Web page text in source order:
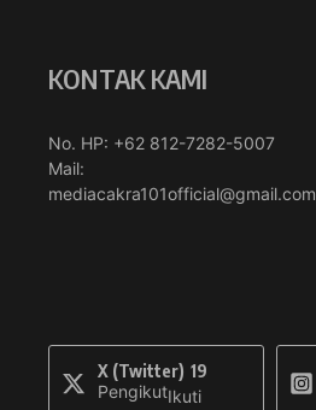
KONTAK KAMI
No. HP: +62 812-7282-5007
Mail:
mediacakra101official@gmail.com
X (Twitter) 19
PengikutIkuti